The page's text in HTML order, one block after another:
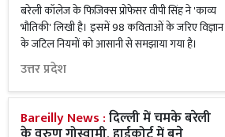
बरेली कॉलेज के फिजिक्स प्रोफेसर वीपी सिंह ने 'काव्य
भौतिकी' लिखी है। इसमें 98 कविताओं के जरिए विज्ञान
के जटिल नियमों को आसानी से समझाया गया है।
उत्तर प्रदेश
Bareilly News :दिल्ली में चमके बरेली